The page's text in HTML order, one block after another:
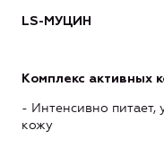
LS-МУЦИН
Комплекс активных
- Интенсивно питает,
кожу